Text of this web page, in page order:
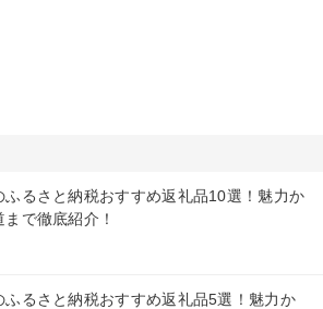
ふるさと納税おすすめ返礼品10選！魅力か
まで徹底紹介！
ふるさと納税おすすめ返礼品5選！魅力か